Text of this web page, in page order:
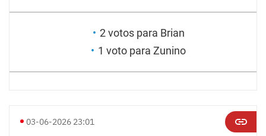
2 votos para Brian
1 voto para Zunino
03-06-2026 23:01